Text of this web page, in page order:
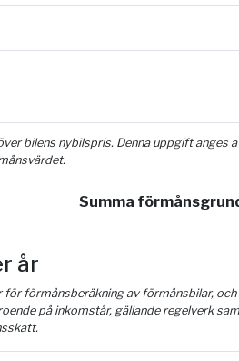
bilens nybilspris. Denna uppgift anges
Summa
år
förmånsberäkning av förmånsbilar, och
på inkomstår, gällande regelverk